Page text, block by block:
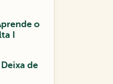
o
I
de